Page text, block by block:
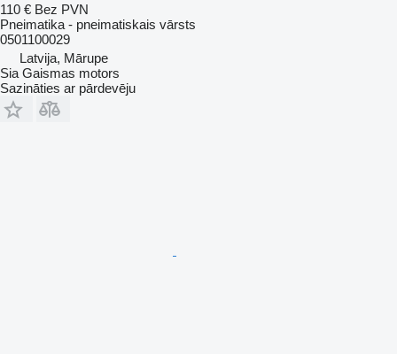
110 € Bez PVN
Pneimatika - pneimatiskais vārsts
0501100029
Latvija, Mārupe
Sia Gaismas motors
Sazināties ar pārdevēju